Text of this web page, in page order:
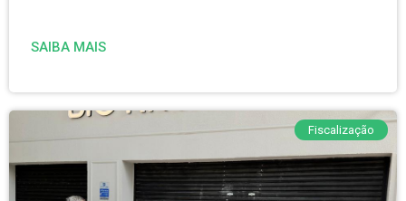
SAIBA MAIS
Fiscalização